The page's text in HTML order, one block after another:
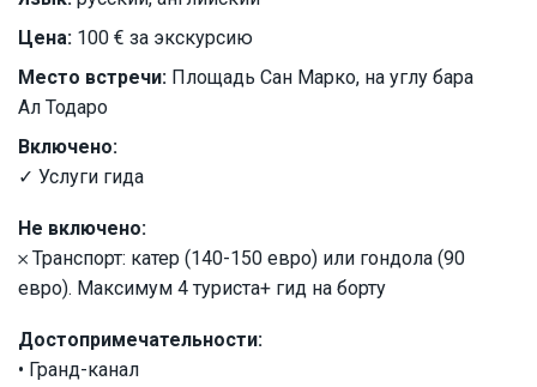
Цена: 100 € за экскурсию
Место встречи: Площадь Сан Марко, на углу бара
Ал Тодаро
Включено:
✓ Услуги гида
Не включено:
𐄂 Транспорт: катер (140-150 евро) или гондола (90
евро). Максимум 4 туриста+ гид на борту
Достопримечательности:
• Гранд-канал